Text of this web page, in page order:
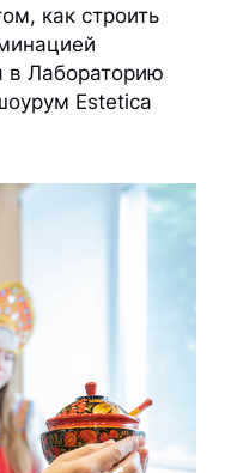
как строить
в Лабораторию
Estetica